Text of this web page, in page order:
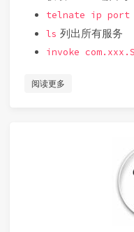
telnate ip port
ls 列出所有服务
invoke
阅读更多